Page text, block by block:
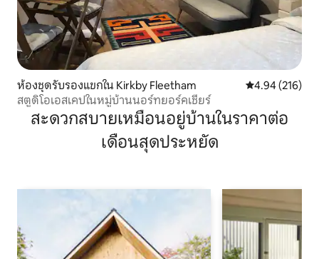
ห้องชุดรับรองแขกใน Kirkby Fleetham คะแนนเฉลี่ย
4.94 (216)
สตูดิโอเอสเคปในหมู่บ้านนอร์ทยอร์คเชียร์
สะดวกสบายเหมือนอยู่บ้านในราคาต่อ
เดือนสุดประหยัด